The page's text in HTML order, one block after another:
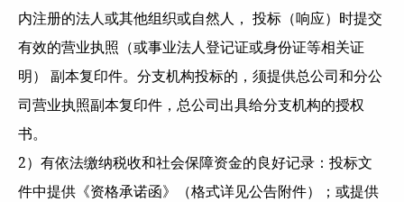
内注册的法人或其他组织或自然人， 投标（响应）时提交
有效的营业执照（或事业法人登记证或身份证等相关证
明） 副本复印件。分支机构投标的，须提供总公司和分公
司营业执照副本复印件，总公司出具给分支机构的授权
书。
2）有依法缴纳税收和社会保障资金的良好记录：投标文
件中提供《资格承诺函》（格式详见公告附件）；或提供